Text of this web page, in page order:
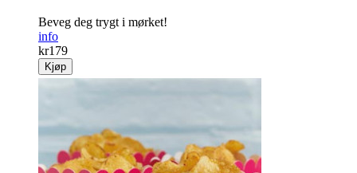
Beveg deg trygt i mørket!
info
kr179
Kjøp